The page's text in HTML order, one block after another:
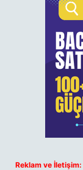
Reklam ve İletişim: